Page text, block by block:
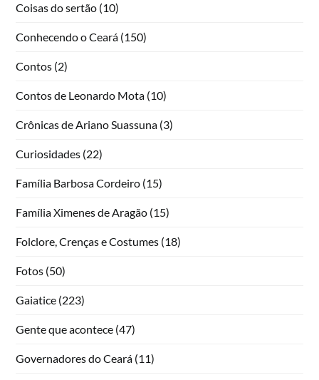
Coisas do sertão (10)
Conhecendo o Ceará (150)
Contos (2)
Contos de Leonardo Mota (10)
Crônicas de Ariano Suassuna (3)
Curiosidades (22)
Família Barbosa Cordeiro (15)
Família Ximenes de Aragão (15)
Folclore, Crenças e Costumes (18)
Fotos (50)
Gaiatice (223)
Gente que acontece (47)
Governadores do Ceará (11)